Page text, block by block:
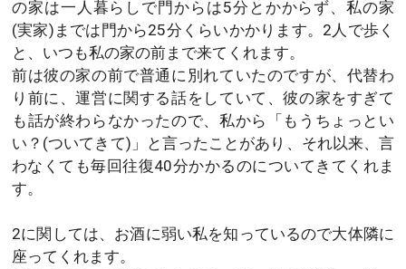
の家は一人暮らしで門からは5分とかからず、私の家
(実家)までは門から25分くらいかかります。2人で歩く
と、いつも私の家の前まで来てくれます。
前は彼の家の前で普通に別れていたのですが、代替わ
り前に、運営に関する話をしていて、彼の家をすぎて
も話が終わらなかったので、私から「もうちょっとい
い？(ついてきて)」と言ったことがあり、それ以来、言
わなくても毎回往復40分かかるのについてきてくれま
す。
2に関しては、お酒に弱い私を知っているので大体隣に
座ってくれます。